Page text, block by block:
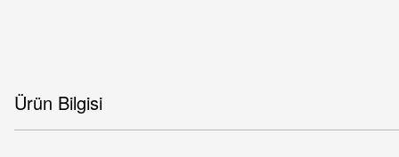
Ürün Bilgisi